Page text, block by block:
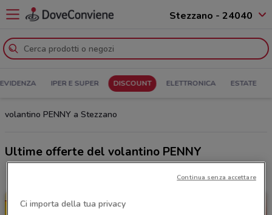
Stezzano - 24040
IPER E SUPER DISCOUNT ELETTRONICA ESTATE
volantino PENNY a Stezzano
Ultime offerte del volantino PENNY
Ci importa della tua privacy
Continua senza accettare